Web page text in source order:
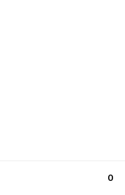
0